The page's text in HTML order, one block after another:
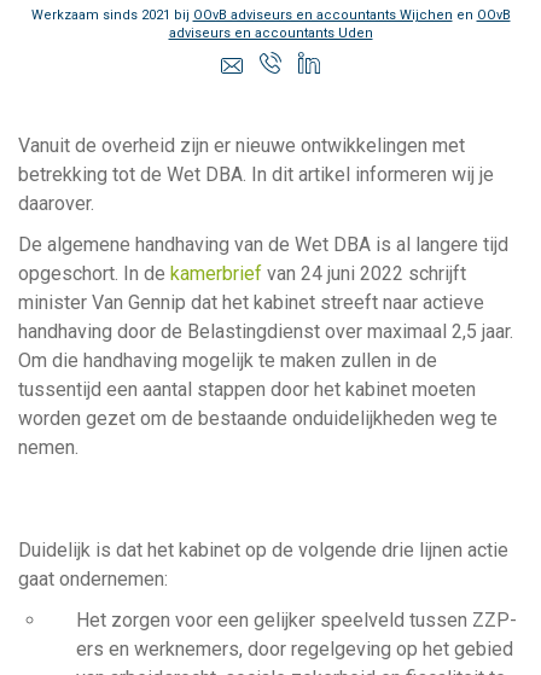
Werkzaam sinds 2021 bij OOvB adviseurs en accountants Wijchen en OOvB
adviseurs en accountants Uden
Vanuit de overheid zijn er nieuwe ontwikkelingen met
betrekking tot de Wet DBA. In dit artikel informeren wij je
daarover.
De algemene handhaving van de Wet DBA is al langere tijd
opgeschort. In de kamerbrief van 24 juni 2022 schrijft
minister Van Gennip dat het kabinet streeft naar actieve
handhaving door de Belastingdienst over maximaal 2,5 jaar.
Om die handhaving mogelijk te maken zullen in de
tussentijd een aantal stappen door het kabinet moeten
worden gezet om de bestaande onduidelijkheden weg te
nemen.
Duidelijk is dat het kabinet op de volgende drie lijnen actie
gaat ondernemen:
Het zorgen voor een gelijker speelveld tussen ZZP-
ers en werknemers, door regelgeving op het gebied